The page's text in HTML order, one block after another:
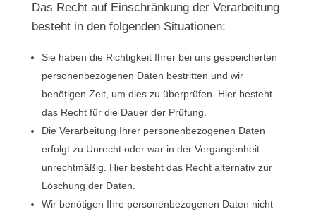
Das Recht auf Einschränkung der Verarbeitung
besteht in den folgenden Situationen:
Sie haben die Richtigkeit Ihrer bei uns gespeicherten
personenbezogenen Daten bestritten und wir
benötigen Zeit, um dies zu überprüfen. Hier besteht
das Recht für die Dauer der Prüfung.
Die Verarbeitung Ihrer personenbezogenen Daten
erfolgt zu Unrecht oder war in der Vergangenheit
unrechtmäßig. Hier besteht das Recht alternativ zur
Löschung der Daten.
Wir benötigen Ihre personenbezogenen Daten nicht